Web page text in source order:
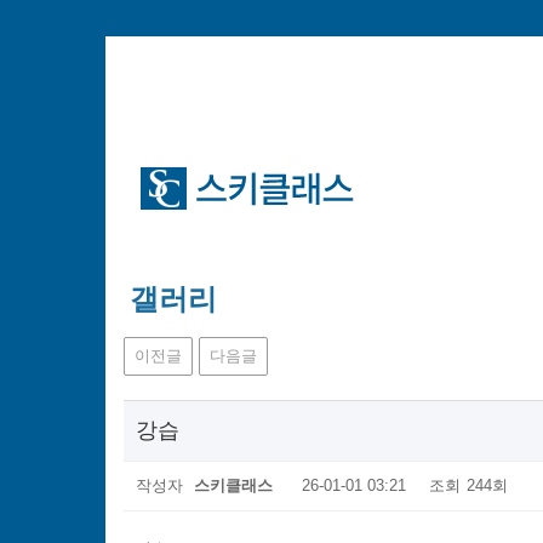
갤러리
이전글 다음글
강습
작성자 스키클래스 26-01-01 03:21 조회 244회